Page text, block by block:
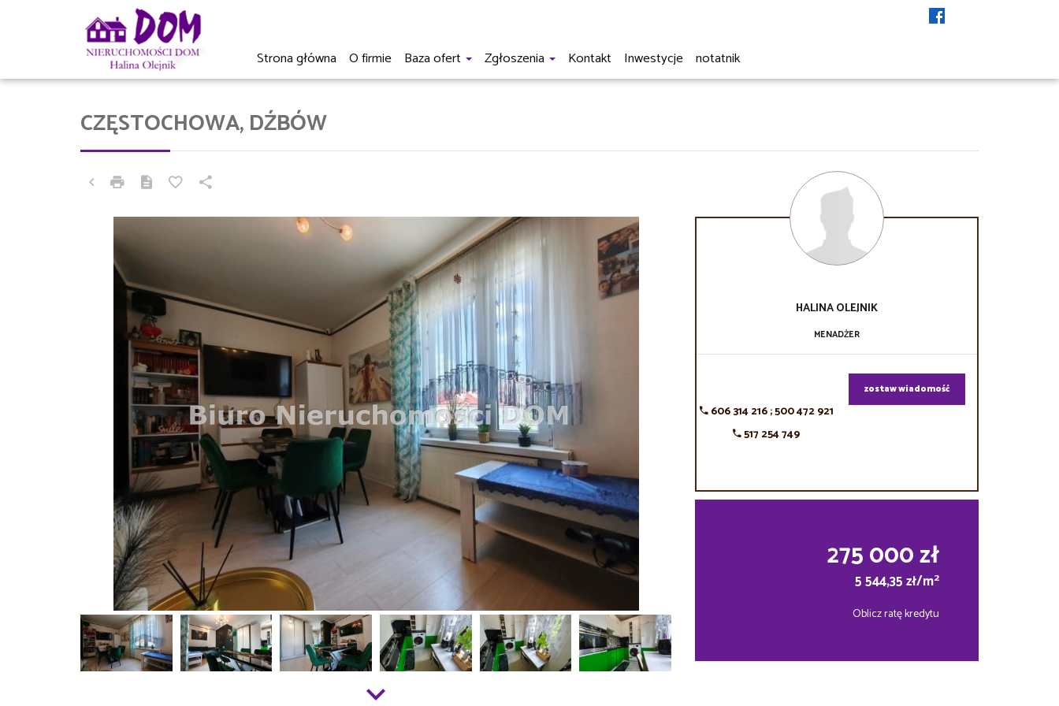
Strona główna O firmie Baza ofert Zgłoszenia Kontakt Inwestycje notatnik
CZĘSTOCHOWA, DŹBÓW
HALINAOLEJNIK
MENADŻER
606 314 216 ; 500 472 921
517 254 749
zostaw wiadomość
275 000 zł
5 544,35 zł/m2
Oblicz ratę kredytu